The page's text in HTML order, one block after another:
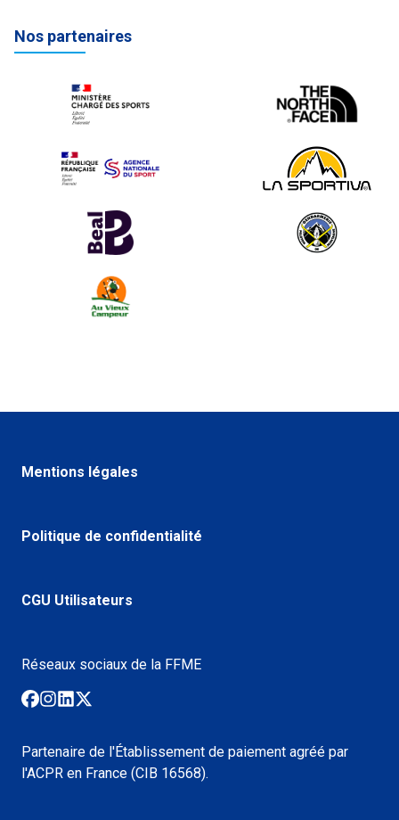
Nos partenaires
Mentions légales
Politique de confidentialité
CGU Utilisateurs
Partenaire de l'Établissement de paiement agréé par
l'ACPR en France (CIB 16568).
Réseaux sociaux de la FFME